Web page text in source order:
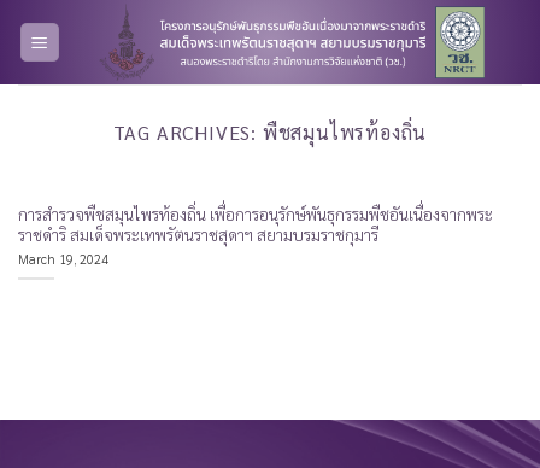
TAG ARCHIVES: พืชสมุนไพรท้องถิ่น
การสำรวจพืชสมุนไพรท้องถิ่น เพื่อการอนุรักษ์พันธุกรรมพืชอันเนื่องจากพระ
ราชดำริ สมเด็จพระเทพรัตนราชสุดาฯ สยามบรมราชกุมารี
March 19, 2024